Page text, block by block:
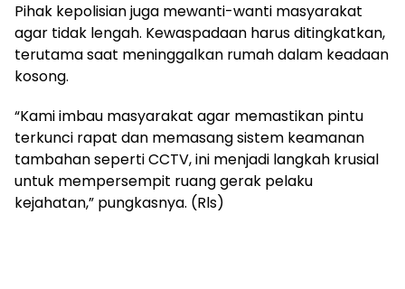
Pihak kepolisian juga mewanti-wanti masyarakat
agar tidak lengah. Kewaspadaan harus ditingkatkan,
terutama saat meninggalkan rumah dalam keadaan
kosong.
“Kami imbau masyarakat agar memastikan pintu
terkunci rapat dan memasang sistem keamanan
tambahan seperti CCTV, ini menjadi langkah krusial
untuk mempersempit ruang gerak pelaku
kejahatan,” pungkasnya. (Rls)